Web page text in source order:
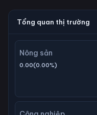
Tổng quan thị trường
Nông sản
0.00(0.00%)